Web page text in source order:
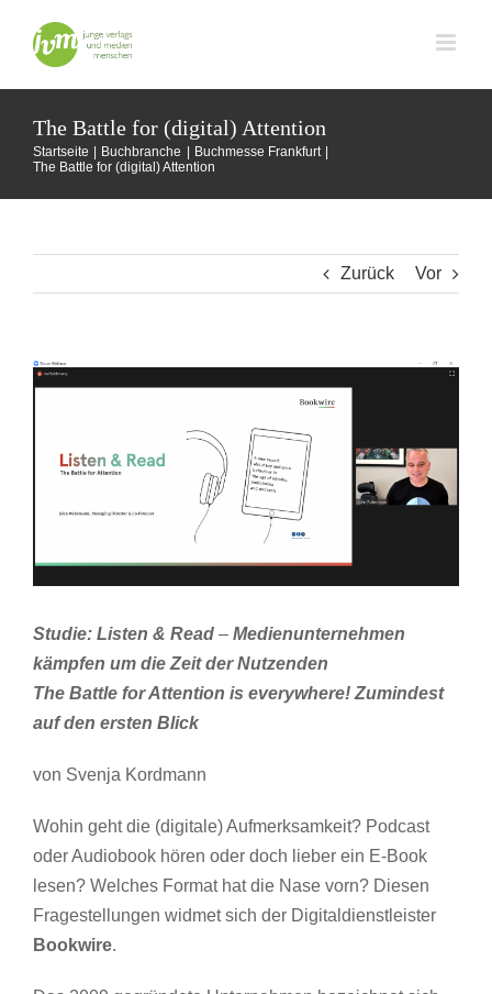
Inhalt
springen
The Battle for (digital) Attention
Startseite Buchbranche
Buchmesse Frankfurt
The Battle for (digital) Attention
Zurück Vor
Zeige
Studie: Listen & Read – Medienunternehmen
kämpfen um die Zeit der Nutzenden
The Battle for Attention is everywhere! Zumindest
auf den ersten Blick
von Svenja Kordmann
Wohin geht die (digitale) Aufmerksamkeit? Podcast
oder Audiobook hören oder doch lieber ein E-Book
lesen? Welches Format hat die Nase vorn? Diesen
Fragestellungen widmet sich der Digitaldienstleister
Bookwire.